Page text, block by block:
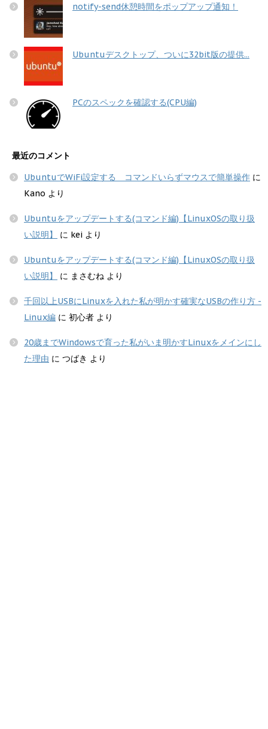
notify-send休憩時間をポップアップ通知！
Ubuntuデスクトップ、ついに32bit版の提供...
PCのスペックを確認する(CPU編)
最近のコメント
UbuntuでWiFi設定する コマンドいらずマウスで簡単操作 に
Kano より
Ubuntuをアップデートする(コマンド編)【LinuxOSの取り扱
い説明】
に kei より
Ubuntuをアップデートする(コマンド編)【LinuxOSの取り扱
い説明】
に まさむね より
千回以上USBにLinuxを入れた私が明かす確実なUSBの作り方 -
Linux編 に 初心者 より
20歳までWindowsで育った私がいま明かすLinuxをメインにし
た理由 に つばき より